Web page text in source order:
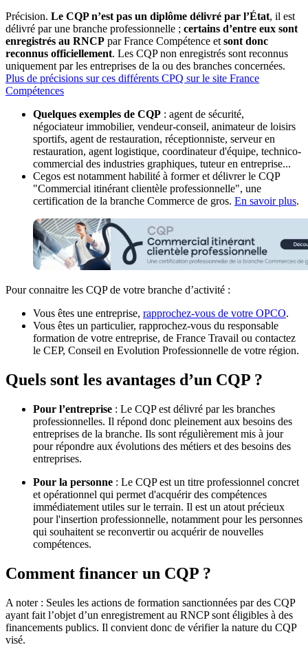
Précision. Le CQP n’est pas un diplôme délivré par l’État, il est
délivré par une branche professionnelle ; certains d’entre eux sont
enregistrés au RNCP par France Compétence etsont donc
reconnus officiellement. Les CQP non enregistrés sont reconnus
uniquement par les entreprises de la ou des branches concernées.
Plus de précisions sur ces différents CPQ sur le site France
Compétences
Quelques exemples de CQP : agent de sécurité,
négociateur immobilier, vendeur-conseil, animateur de loisirs
sportifs, agent de restauration, réceptionniste, serveur en
restauration, agent logistique, coordinateur d'équipe, technico-
commercial des industries graphiques, tuteur en entreprise...
Cegos est notamment habilité à former et délivrer le CQP
"Commercial itinérant clientèle professionnelle", une
certification de la branche Commerce de gros. En savoir plus.
Pour connaitre les CQP de votre branche d’activité :
Vous êtes une entreprise, rapprochez-vous de votre OPCO.
Vous êtes un particulier, rapprochez-vous du responsable
formation de votre entreprise, de France Travail ou contactez
le CEP, Conseil en Evolution Professionnelle de votre région.
Quels sont les avantages d’un CQP ?
Pour l’entreprise : Le CQP est délivré par les branches
professionnelles. Il répond donc pleinement aux besoins des
entreprises de la branche. Ils sont régulièrement mis à jour
pour répondre aux évolutions des métiers et des besoins des
entreprises.
Pour la personne : Le CQP est un titre professionnel concret
et opérationnel qui permet d'acquérir des compétences
immédiatement utiles sur le terrain. Il est un atout précieux
pour l'insertion professionnelle, notamment pour les personnes
qui souhaitent se reconvertir ou acquérir de nouvelles
compétences.
Comment financer un CQP ?
A noter : Seules les actions de formation sanctionnées par des CQP
ayant fait l’objet d’un enregistrement au RNCP sont éligibles à des
financements publics. Il convient donc de vérifier la nature du CQP
visé.